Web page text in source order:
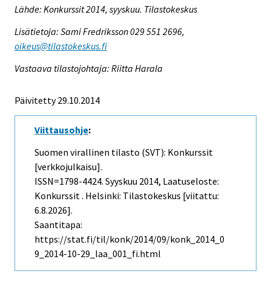
Lähde: Konkurssit 2014, syyskuu. Tilastokeskus
Lisätietoja: Sami Fredriksson 029 551 2696,
oikeus@tilastokeskus.fi
Vastaava tilastojohtaja: Riitta Harala
Päivitetty 29.10.2014
Viittausohje:
Suomen virallinen tilasto (SVT): Konkurssit
[verkkojulkaisu].
ISSN=1798-4424. Syyskuu 2014, Laatuseloste:
Konkurssit . Helsinki: Tilastokeskus [viitattu:
6.8.2026].
Saantitapa:
https://stat.fi/til/konk/2014/09/konk_2014_0
9_2014-10-29_laa_001_fi.html